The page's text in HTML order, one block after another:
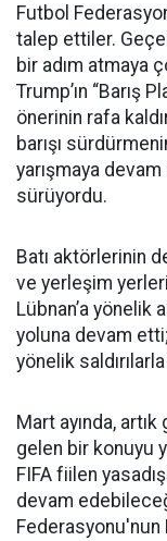
Futbol
talep ettiler. Geçen
bir adım atmaya
Trump’ın “Barış
önerinin rafa
barışı
yarışmaya
sürüyordu.
Batı aktörlerinin
ve yerleşim
Lübnan’a yönelik
yoluna devam
yönelik
Mart ayında,
gelen bir konuyu
FIFA fiilen
devam
Federasyonu'nun